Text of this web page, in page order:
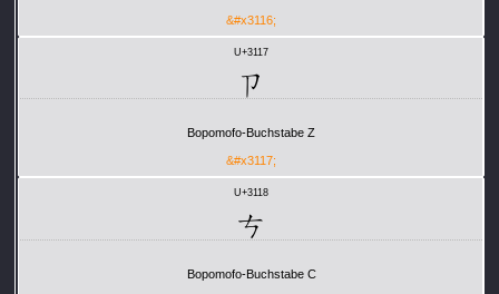
&#x3116;
U+3117
ㄗ
Bopomofo-Buchstabe Z
&#x3117;
U+3118
ㄘ
Bopomofo-Buchstabe C